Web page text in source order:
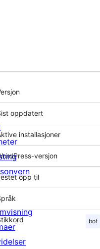
oppdatert
installasjoner
versjon
opp til
bot